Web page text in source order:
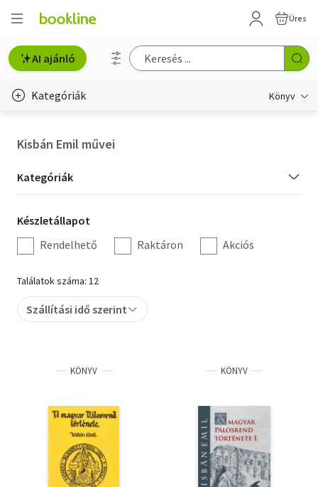
Üres
AI ajánló
Kategóriák Könyv
Hobbi, szabadidő
Irodalom
Művészet
Szakkönyv
Tankönyv, segédkönyv
Társadalomtudomány
Természettudomány
Történelem
Kisbán Emil művei
Kategória
szűrés
Kategóriák
Készletállapot
szűrés
Készletállapot
Rendelhető
Raktáron Akciós
Találatok száma: 12
Szállítási idő szerint
KÖNYV KÖNYV